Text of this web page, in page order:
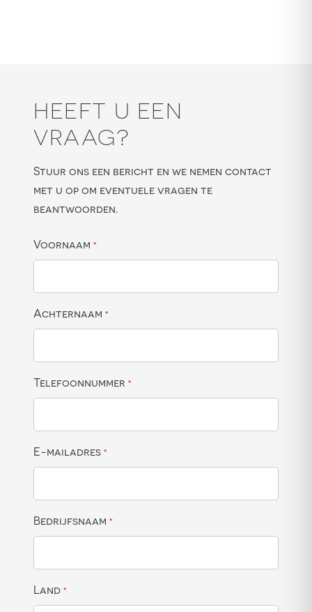
HEEFT U EEN
VRAAG?
Stuur ons een bericht en we nemen contact
met u op om eventuele vragen te
beantwoorden.
Voornaam *
Achternaam *
Telefoonnummer *
E-mailadres *
Bedrijfsnaam *
Land *